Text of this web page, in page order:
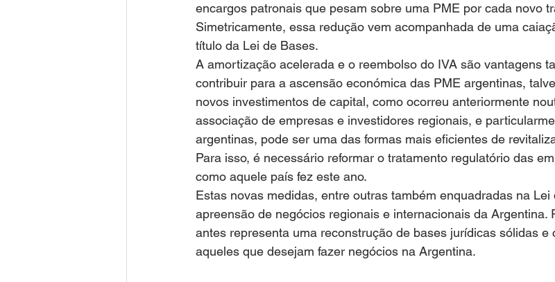
encargos patronais que pesam sobre uma PME por cada novo
Simetricamente, essa redução vem acompanhada de uma
título da Lei de Bases.
A amortização acelerada e o reembolso do IVA são vantagens
contribuir para a ascensão económica das PME argentinas,
novos investimentos de capital, como ocorreu anteriormente
associação de empresas e investidores regionais, e
argentinas, pode ser uma das formas mais eficientes de
Para isso, é necessário reformar o tratamento regulatório das
como aquele país fez este ano.
Estas novas medidas, entre outras também enquadradas na
apreensão de negócios regionais e internacionais da Argentina.
antes representa uma reconstrução de bases jurídicas sólidas e
aqueles que desejam fazer negócios na Argentina.